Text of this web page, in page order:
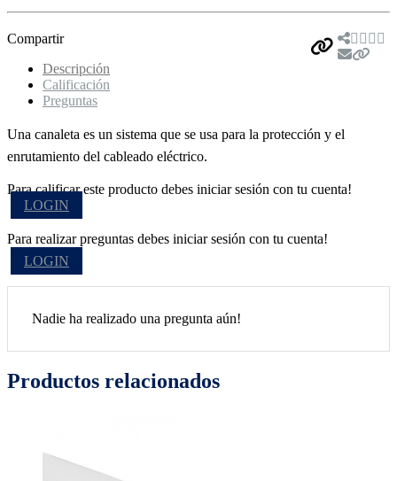
Compartir
Descripción
Calificación
Preguntas
Una canaleta es un sistema que se usa para la protección y el
enrutamiento del cableado eléctrico.
Para calificar este producto debes iniciar sesión con tu cuenta!
LOGIN
Para realizar preguntas debes iniciar sesión con tu cuenta!
LOGIN
Nadie ha realizado una pregunta aún!
Productos relacionados